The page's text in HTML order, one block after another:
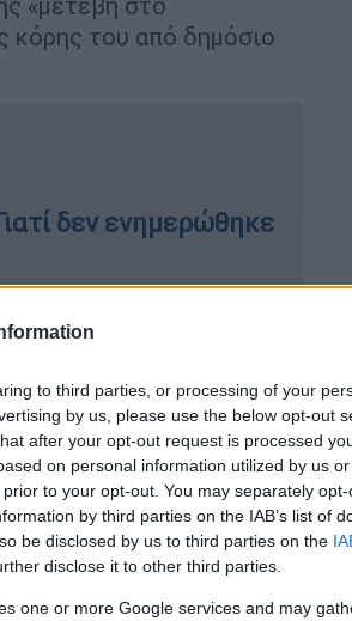
to third parties, or processing of your
by us, please use the below opt-out
after your opt-out request is processed
on personal information utilized by us
to your opt-out. You may separately
by third parties on the IAB’s list of
be disclosed by us to third parties on the
disclose it to other third parties.
one or more Google services and may
κόρης του από δημόσιο
δεν ενημερώθηκε
ή άλλου είδους
Υπηρεσία»,
της 16χρονης μετέβη
της κόρης του από